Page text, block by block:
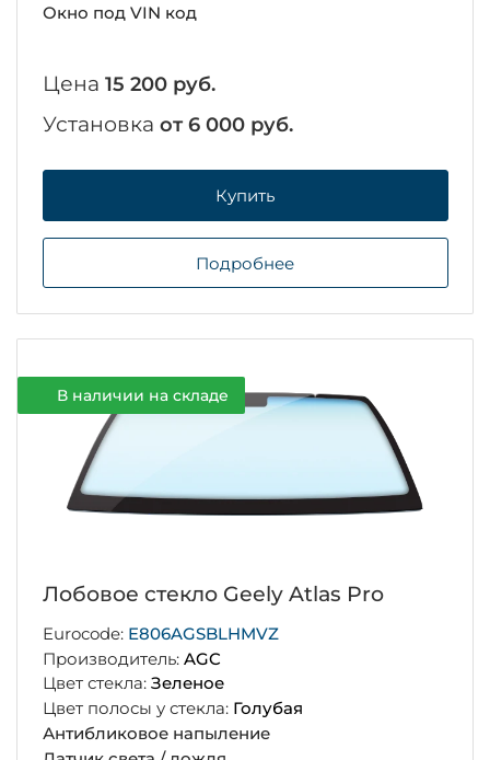
Окно под VIN код
Цена 15 200 руб.
Установка от 6 000 руб.
Купить
Подробнее
В наличии на складе
Лобовое стекло Geely Atlas Pro
Eurocode: E806AGSBLHMVZ
Производитель: AGC
Цвет стекла: Зеленое
Цвет полосы у стекла: Голубая
Антибликовое напыление